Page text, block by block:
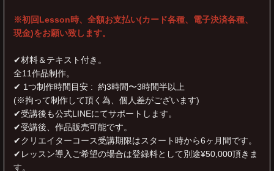
※初回Lesson時、全額お支払い(カード各種、電子決済各種、
現金)をお願い致します。
✔︎材料＆テキスト付き。
全11作品制作。
✔︎ 1つ制作時間目安 : 約3時間〜3時間半以上
(※拘って制作して頂く為、個人差がございます)
✔︎受講後も公式LINEにてサポートします。
✔︎受講後、作品販売可能です。
✔︎クリエイターコース受講期限はスタート時から6ヶ月間です。
✔︎レッスン導入ご希望の場合は登録料として別途¥50,000頂きま
す。